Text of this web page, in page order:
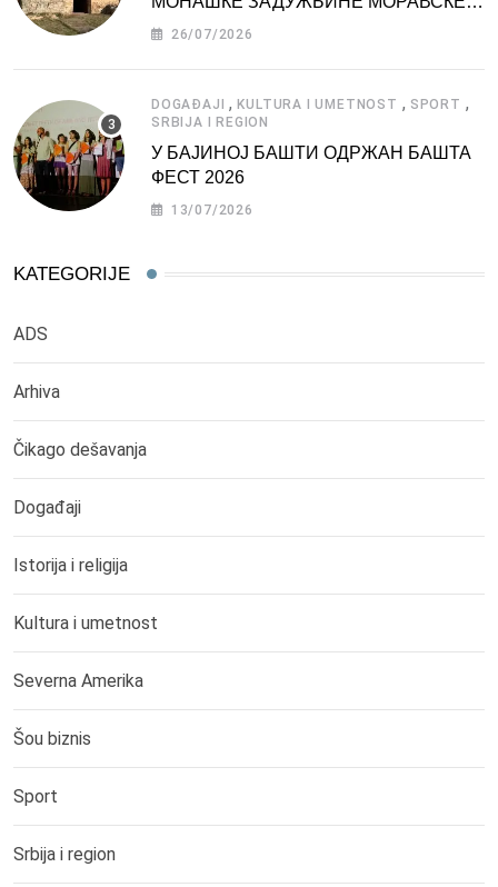
СРБИЈЕ
26/07/2026
DOGAĐAJI ,KULTURA I UMETNOST , SPORT ,
SRBIJA I REGION
У БАЈИНОЈ БАШТИ ОДРЖАН БАШТА
ФЕСТ 2026
13/07/2026
KATEGORIJE
ADS
Arhiva
Čikago dešavanja
Događaji
Istorija i religija
Kultura i umetnost
Severna Amerika
Šou biznis
Sport
Srbija i region